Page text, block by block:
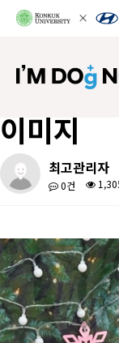
이미지
최고관리자
0건